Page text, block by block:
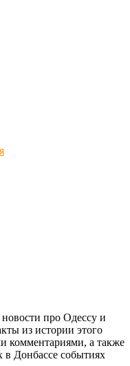
про Одессу и
из истории этого
комментариями, а также
Донбассе событиях